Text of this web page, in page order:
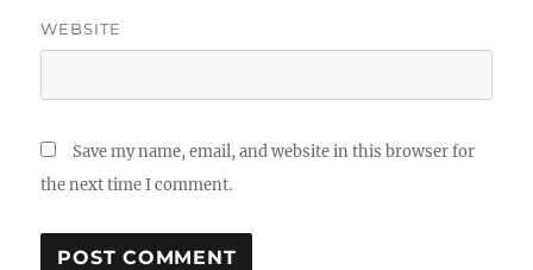
WEBSITE
Save my name, email, and website in this browser for
the next time I comment.